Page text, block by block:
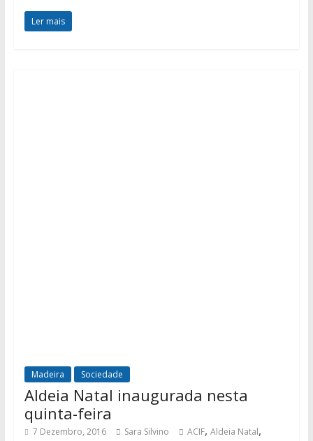
Ler mais
Madeira Sociedade
Aldeia Natal inaugurada nesta
quinta-feira
7 Dezembro, 2016 Sara Silvino ACIF, Aldeia Natal,